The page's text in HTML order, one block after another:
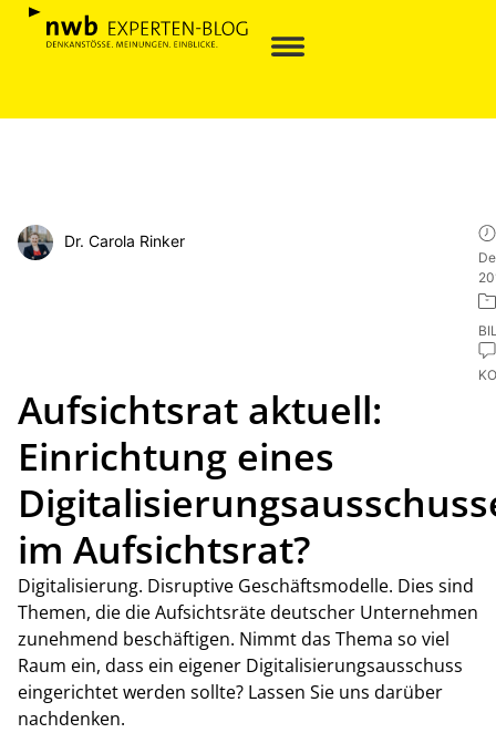
Dr. Carola Rinker
Aufsichtsrat aktuell:
Einrichtung eines
im Aufsichtsrat?
Digitalisierung. Disruptive Geschäftsmodelle. Dies sind
Themen, die die Aufsichtsräte deutscher Unternehmen
zunehmend beschäftigen. Nimmt das Thema so viel
Raum ein, dass ein eigener Digitalisierungsausschuss
eingerichtet werden sollte? Lassen Sie uns darüber
nachdenken.